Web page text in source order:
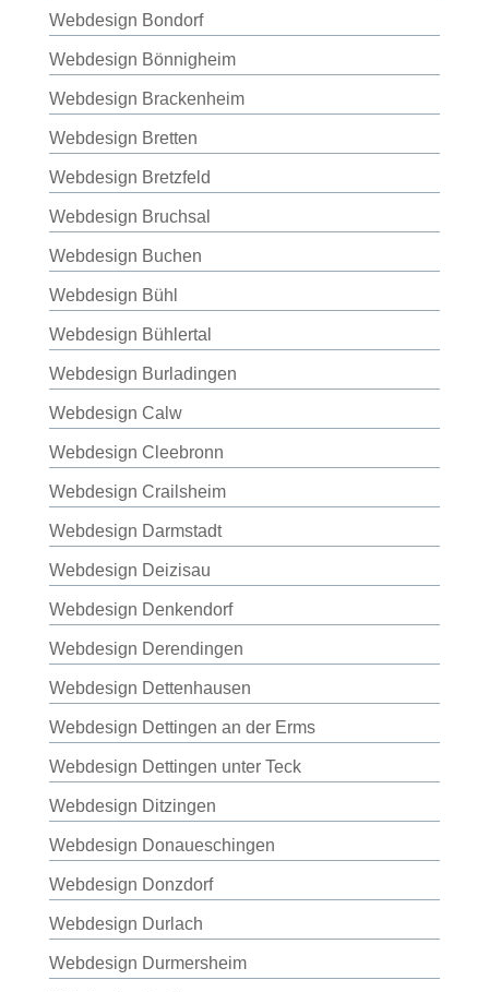
Webdesign Bondorf
Webdesign Bönnigheim
Webdesign Brackenheim
Webdesign Bretten
Webdesign Bretzfeld
Webdesign Bruchsal
Webdesign Buchen
Webdesign Bühl
Webdesign Bühlertal
Webdesign Burladingen
Webdesign Calw
Webdesign Cleebronn
Webdesign Crailsheim
Webdesign Darmstadt
Webdesign Deizisau
Webdesign Denkendorf
Webdesign Derendingen
Webdesign Dettenhausen
Webdesign Dettingen an der Erms
Webdesign Dettingen unter Teck
Webdesign Ditzingen
Webdesign Donaueschingen
Webdesign Donzdorf
Webdesign Durlach
Webdesign Durmersheim